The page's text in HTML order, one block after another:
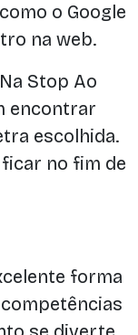
o Google
na web.
Na Stop Ao
encontrar
escolhida.
ficar no fim de
forma